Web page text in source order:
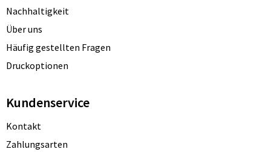
Nachhaltigkeit
Über uns
Häufig gestellten Fragen
Druckoptionen
Kundenservice
Kontakt
Zahlungsarten